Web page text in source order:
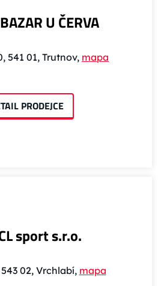
U ČERVA
541 01, Trutnov, mapa
PRODEJCE
sport s.r.o.
543 02, Vrchlabí, mapa